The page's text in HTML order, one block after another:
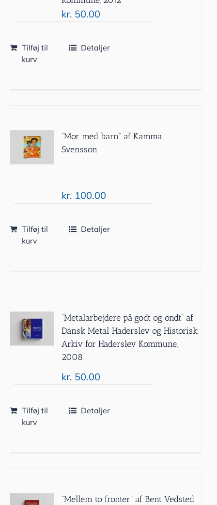
kr. 50.00
Tilføj til
kurv
Detaljer
”Mor med barn” af Kamma
Svensson
kr. 100.00
Tilføj til
kurv
Detaljer
”Metalarbejdere på godt og ondt” af
Dansk Metal Haderslev og Historisk
Arkiv for Haderslev Kommune,
2008
kr. 50.00
Tilføj til
kurv
Detaljer
”Mellem to fronter” af Bent Vedsted